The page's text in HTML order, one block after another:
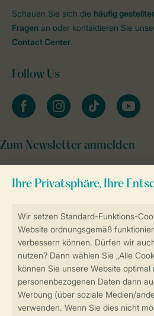
Sicher und schnell zur
Sichere Datenübertragung
Sicheres Bezahlen
Schauen Sie sich die häufig
Fragen an oder kontaktieren Sie
Contact Center.
Follow Us
facebookinstagramtiktok youtube
Zum Newsletter anmelden